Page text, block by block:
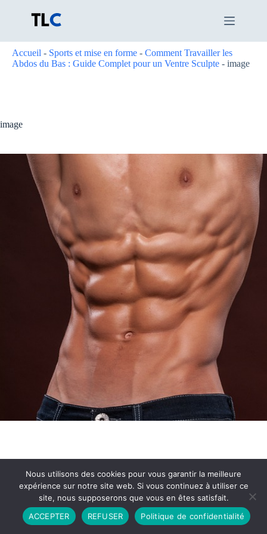
Accueil - Sports et mise en forme - Comment Travailler les
Abdos du Bas : Guide Complet pour un Ventre Sculpte - image
image
Partenariat Contact
Politique de Confidentialité
CGU
Copyright © 2026 - Propulsé par DIEUDUDIABLE
Nous utilisons des cookies pour vous garantir la meilleure
expérience sur notre site web. Si vous continuez à utiliser ce
site, nous supposerons que vous en êtes satisfait.
ACCEPTER
REFUSER Politique de confidentialité